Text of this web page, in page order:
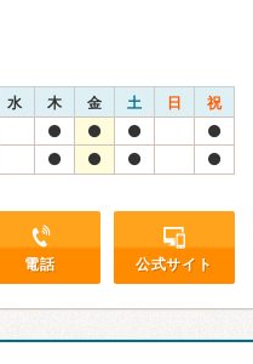
水 木 金 土 日 祝
電話 公式サイト